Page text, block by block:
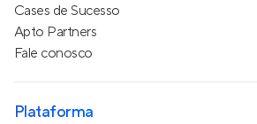
Cases de Sucesso
Apto Partners
Fale conosco
Plataforma